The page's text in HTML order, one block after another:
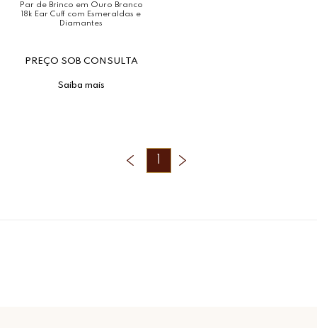
Par de Brinco em Ouro Branco
18k Ear Cuff com Esmeraldas e
Diamantes
PREÇO SOB CONSULTA
Saiba mais